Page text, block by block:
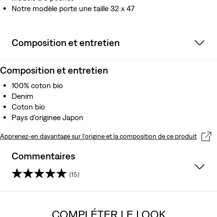
Notre modèle porte une taille 32 x 47
Composition et entretien
Composition et entretien
100% coton bio
Denim
Coton bio
Pays d’originee Japon
Apprenez-en davantage sur l’origine et la composition de ce produit
Commentaires
(15)
COMPLÉTER LE LOOK